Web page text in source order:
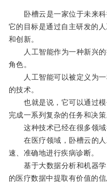
卧槽云是一家位于未来科
它的目标是通过自主研发的
和创新。
人工智能作为一种新兴的
角色。
人工智能可以被定义为一
的技术。
也就是说，它可以通过模
完成一系列复杂的任务和决策
这种技术已经在很多领域
在医疗领域，卧槽云的人
速、准确地进行疾病诊断。
基于大数据分析和机器学
的医疗数据中提取有价值的